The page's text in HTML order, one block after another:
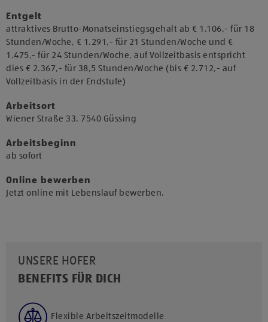
Entgelt
attraktives Brutto-Monatseinstiegsgehalt ab € 1.106,- für 18
Stunden/Woche, € 1.291,- für 21 Stunden/Woche und €
1.475,- für 24 Stunden/Woche, auf Vollzeitbasis entspricht
dies € 2.367,- für 38,5 Stunden/Woche (bis € 2.712,- auf
Vollzeitbasis in der Endstufe)
Arbeitsort
​Wiener Straße 33, 7540 Güssing​
Arbeitsbeginn
​ab sofort​
Online bewerben
Jetzt online mit Lebenslauf bewerben.
UNSERE HOFER
BENEFITS FÜR DICH
Flexible Arbeitszeitmodelle